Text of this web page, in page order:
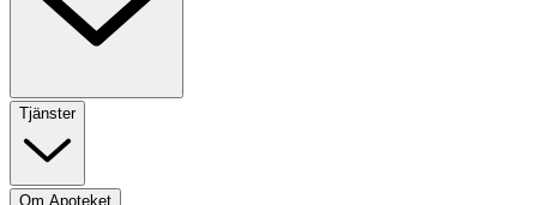
Tjänster
Om Apoteket